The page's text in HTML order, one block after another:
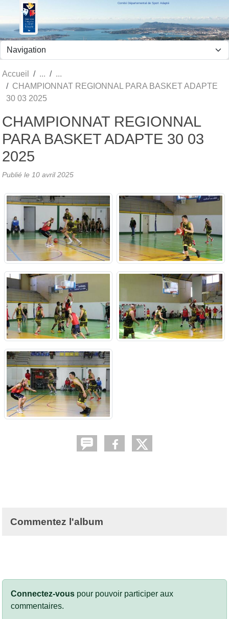
Comité Départemental de Sport Adapté
Accueil
CHAMPIONNAT REGIONNAL PARA BASKET ADAPTE
30 03 2025
CHAMPIONNAT REGIONNAL
PARA BASKET ADAPTE 30 03
2025
Publié le 10 avril 2025
Commentez l'album
Connectez-vous pour pouvoir participer aux
commentaires.
Panneau de gestion des cookies